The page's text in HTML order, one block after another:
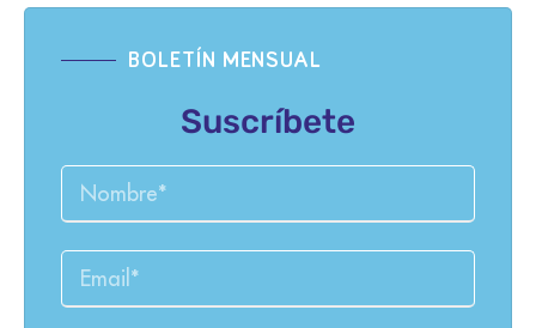
BOLETÍN MENSUAL
Suscríbete